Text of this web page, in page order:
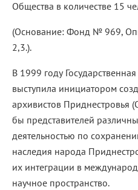
Общества в количестве 15
(Основание: Фонд № 969,
2,3.).
В 1999 году
выступила инициатором
архивистов Приднестровья
бы представителей
деятельностью по
наследия народа
их интеграции в
научное пространство.